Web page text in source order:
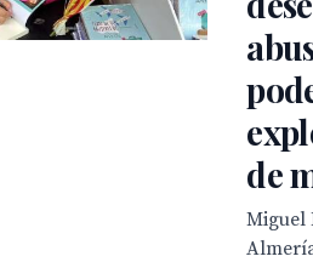
de
Miguel